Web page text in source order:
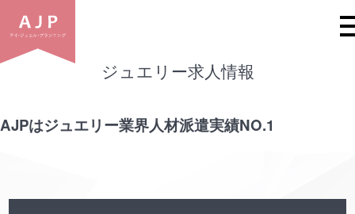
ジュエリー求人情報
ジュエリー求人情報
AJPはジュエリー業界人材派遣実績NO.1